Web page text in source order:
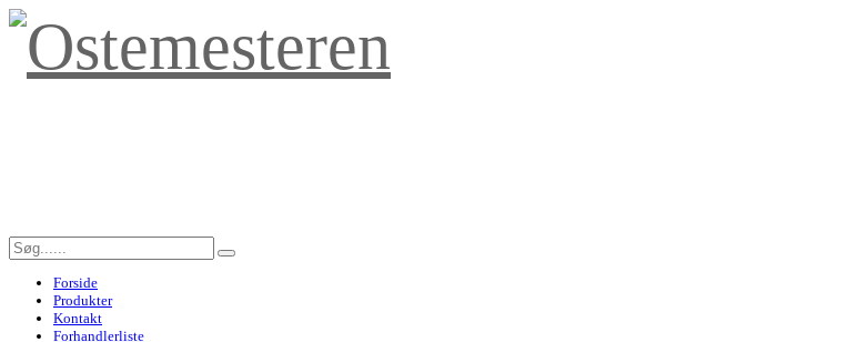
Forside
Produkter
Kontakt
Forhandlerliste